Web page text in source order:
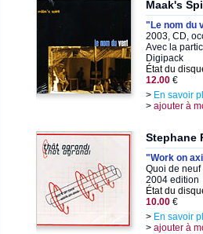
Maak's
"Le nom du
2003, CD,
Avec la
Digipack
État du
12.00 €
> En savoir
> ajouter à
Stephane
"Work on
Quoi de
2004 edition
État du
10.00 €
> En savoir
> ajouter à